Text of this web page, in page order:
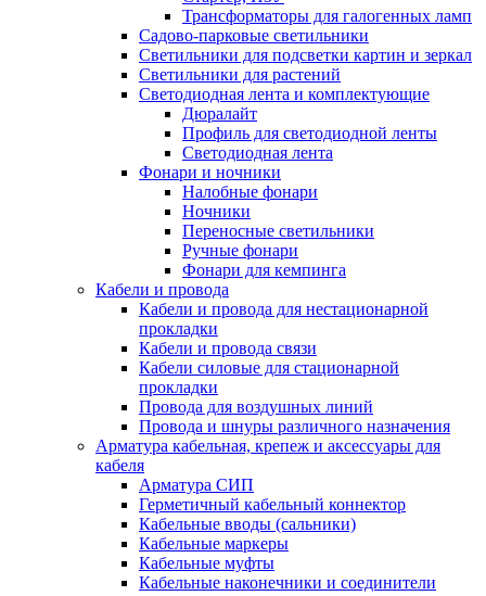
Трансформаторы для галогенных ламп
Садово-парковые светильники
Светильники для подсветки картин и зеркал
Светильники для растений
Светодиодная лента и комплектующие
Дюралайт
Профиль для светодиодной ленты
Светодиодная лента
Фонари и ночники
Налобные фонари
Ночники
Переносные светильники
Ручные фонари
Фонари для кемпинга
Кабели и провода
Кабели и провода для нестационарной
прокладки
Кабели и провода связи
Кабели силовые для стационарной
прокладки
Провода для воздушных линий
Провода и шнуры различного назначения
Арматура кабельная, крепеж и аксессуары для
кабеля
Арматура СИП
Герметичный кабельный коннектор
Кабельные вводы (сальники)
Кабельные маркеры
Кабельные муфты
Кабельные наконечники и соединители